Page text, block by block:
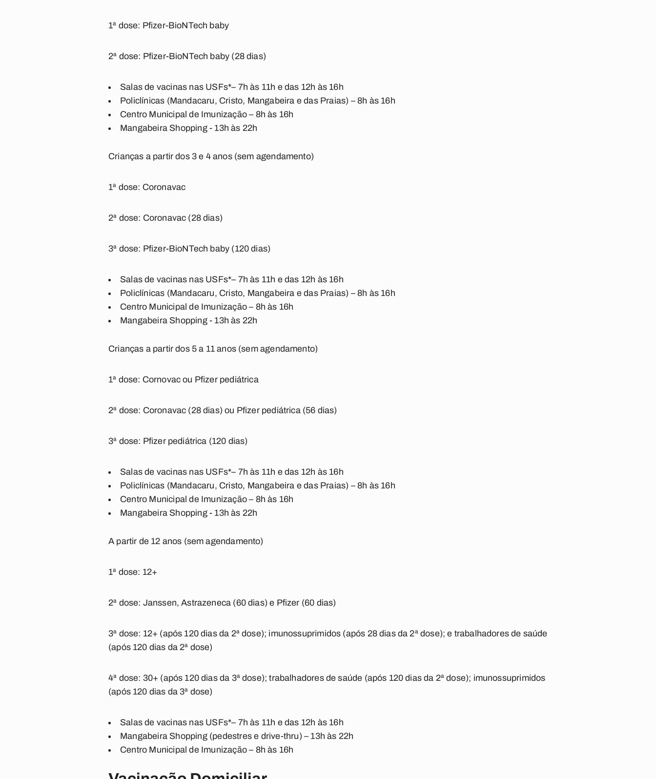
1ª dose: Pfizer-BioNTech baby
2ª dose: Pfizer-BioNTech baby (28 dias)
Salas de vacinas nas USFs*– 7h às 11h e das 12h às 16h
Policlínicas (Mandacaru, Cristo, Mangabeira e das Praias) – 8h às 16h
Centro Municipal de Imunização – 8h às 16h
Mangabeira Shopping - 13h às 22h
Crianças a partir dos 3 e 4 anos (sem agendamento)
1ª dose: Coronavac
2ª dose: Coronavac (28 dias)
3ª dose: Pfizer-BioNTech baby (120 dias)
Salas de vacinas nas USFs*– 7h às 11h e das 12h às 16h
Policlínicas (Mandacaru, Cristo, Mangabeira e das Praias) – 8h às 16h
Centro Municipal de Imunização – 8h às 16h
Mangabeira Shopping - 13h às 22h
Crianças a partir dos 5 a 11 anos (sem agendamento)
1ª dose: Cornovac ou Pfizer pediátrica
2ª dose: Coronavac (28 dias) ou Pfizer pediátrica (56 dias)
3ª dose: Pfizer pediátrica (120 dias)
Salas de vacinas nas USFs*– 7h às 11h e das 12h às 16h
Policlínicas (Mandacaru, Cristo, Mangabeira e das Praias) – 8h às 16h
Centro Municipal de Imunização – 8h às 16h
Mangabeira Shopping - 13h às 22h
A partir de 12 anos (sem agendamento)
1ª dose: 12+
2ª dose: Janssen, Astrazeneca (60 dias) e Pfizer (60 dias)
3ª dose: 12+ (após 120 dias da 2ª dose); imunossuprimidos (após 28 dias da 2ª dose); e trabalhadores de saúde
(após 120 dias da 2ª dose)
4ª dose: 30+ (após 120 dias da 3ª dose); trabalhadores de saúde (após 120 dias da 2ª dose); imunossuprimidos
(após 120 dias da 3ª dose)
Salas de vacinas nas USFs*– 7h às 11h e das 12h às 16h
Mangabeira Shopping (pedestres e drive-thru) – 13h às 22h
Centro Municipal de Imunização – 8h às 16h